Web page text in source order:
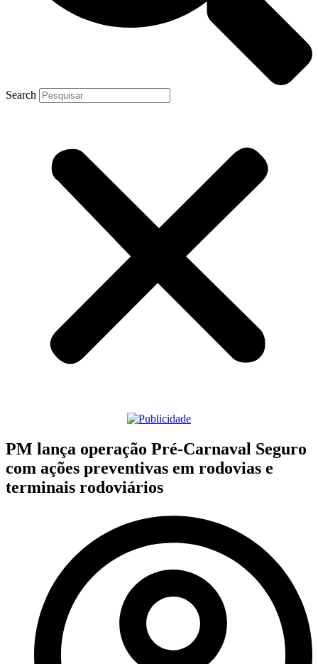
Search
PM lança operação Pré-Carnaval Seguro
com ações preventivas em rodovias e
terminais rodoviários